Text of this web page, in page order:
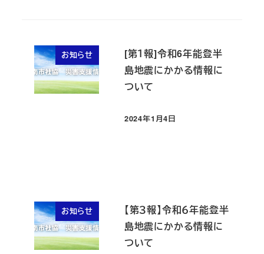
お知らせ
[第１報]令和6年能登半
島地震にかかる情報に
ついて
投稿日
2024年1月4日
お知らせ
【第３報】令和６年能登半
島地震にかかる情報に
ついて